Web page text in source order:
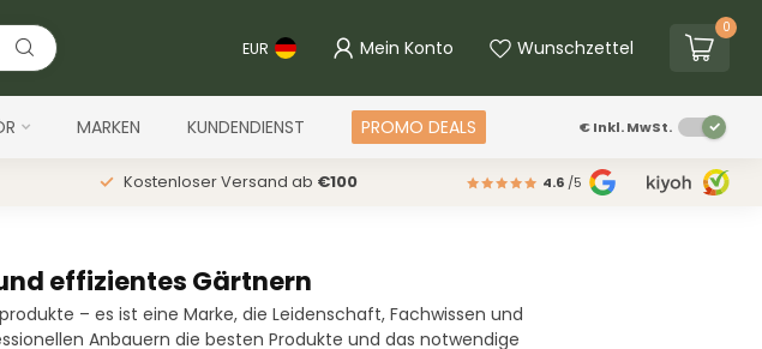
EUR Mein Konto Wunschzettel
0
MARKEN KUNDENDIENST PROMO DEALS €Inkl. MwSt.
Kostenloser Versand ab €100 4.6 /5
effizientes Gärtnern
– es ist eine Marke, die Leidenschaft, Fachwissen und
Anbauern die besten Produkte und das notwendige